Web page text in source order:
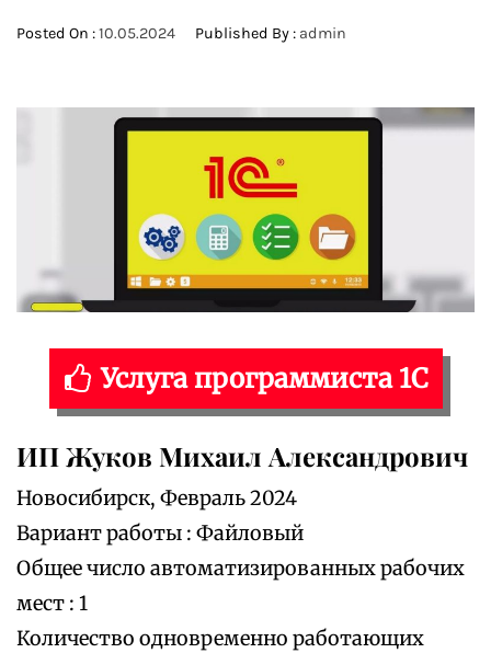
Posted On :10.05.2024 Published By : admin
Услуга программиста 1С
ИП Жуков Михаил Александрович
Новосибирск, Февраль 2024
Вариант работы : Файловый
Общее число автоматизированных рабочих
мест : 1
Количество одновременно работающих